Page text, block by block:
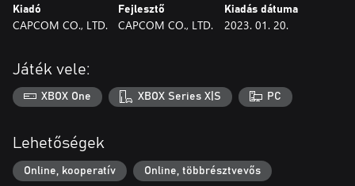
Kiadó
CAPCOM CO., LTD.
Fejlesztő
CAPCOM CO., LTD.
Kiadás dátuma
2023. 01. 20.
Játék vele:
XBOX One XBOX Series X|S PC
Lehetőségek
Online, kooperatív Online, többrésztvevős